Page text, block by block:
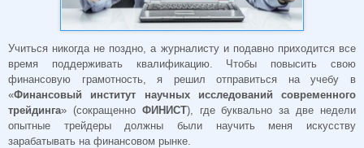
Учиться никогда не поздно, а журналисту и подавно приходится все
время поддерживать квалификацию. Чтобы повысить свою
финансовую грамотность, я решил отправиться на учебу в
«Финансовый институт научных исследований современного
трейдинга» (сокращенно ФИНИСТ), где буквально за две недели
опытные трейдеры должны были научить меня искусству
зарабатывать на финансовом рынке.